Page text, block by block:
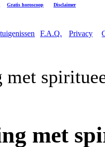
Gratis horoscoop Disclaimer
F.A.Q. Privacy
met